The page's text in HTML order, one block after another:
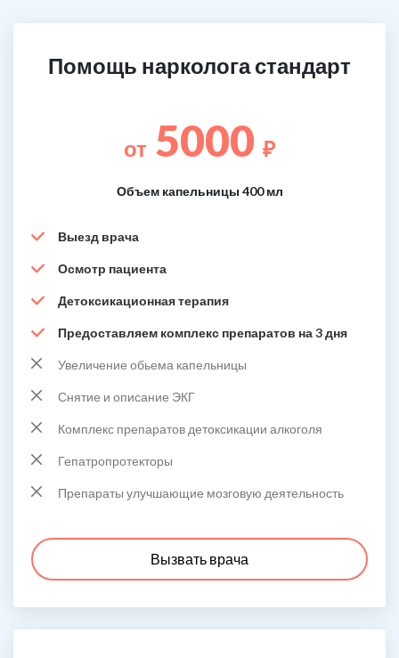
Помощь нарколога стандарт
от 5000 ₽
Объем капельницы 400 мл
Выезд врача
Осмотр пациента
Детоксикационная терапия
Предоставляем комплекс препаратов на 3 дня
Увеличение обьема капельницы
Снятие и описание ЭКГ
Комплекс препаратов детоксикации алкоголя
Гепатропротекторы
Препараты улучшающие мозговую деятельность
Вызвать врача